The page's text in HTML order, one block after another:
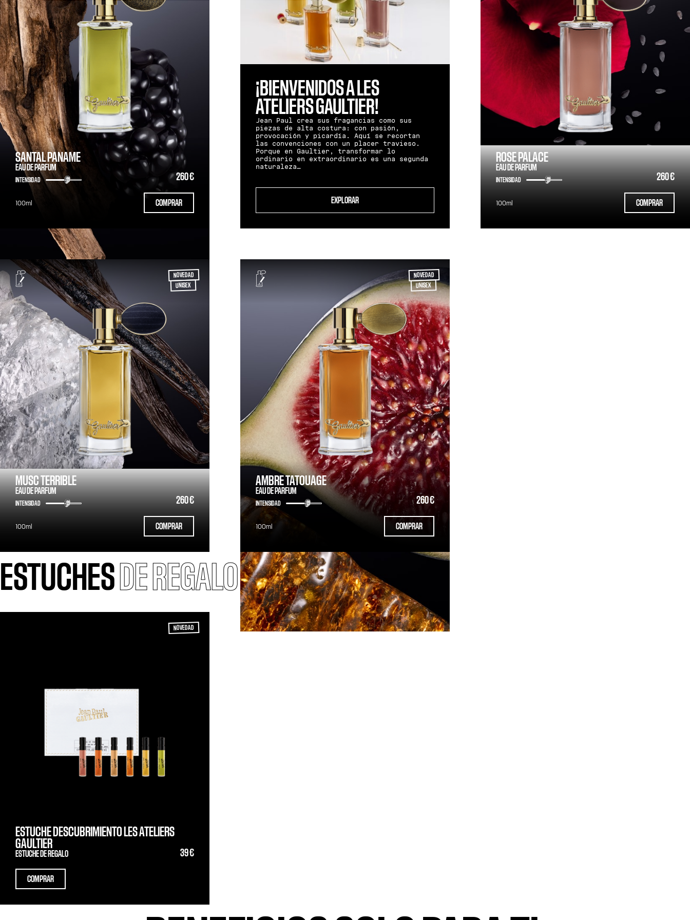
SANTAL PANAME
EAU DE PARFUM
260 €
INTENSIDAD
100ml COMPRAR
¡BIENVENIDOS A LES
ATELIERS GAULTIER!
Jean Paul crea sus fragancias como sus
piezas de alta costura: con pasión,
provocación y picardía. Aquí se recortan
las convenciones con un placer travieso.
Porque en Gaultier, transformar lo
ordinario en extraordinario es una segunda
naturaleza…
EXPLORAR
ROSE PALACE
EAU DE PARFUM
260 €
INTENSIDAD
100ml COMPRAR
NOVEDAD
UNISEX
MUSC TERRIBLE
EAU DE PARFUM
260 €
INTENSIDAD
100ml COMPRAR
NOVEDAD
UNISEX
AMBRE TATOUAGE
EAU DE PARFUM
260 €
INTENSIDAD
100ml COMPRAR
ESTUCHES DE REGALO
NOVEDAD
ESTUCHE DESCUBRIMIENTO LES ATELIERS
GAULTIER
ESTUCHE DE REGALO 39 €
COMPRAR